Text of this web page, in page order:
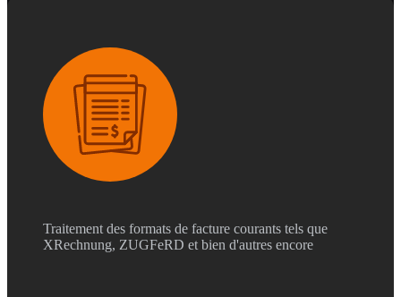
Traitement des formats de facture courants tels que
XRechnung, ZUGFeRD et bien d'autres encore